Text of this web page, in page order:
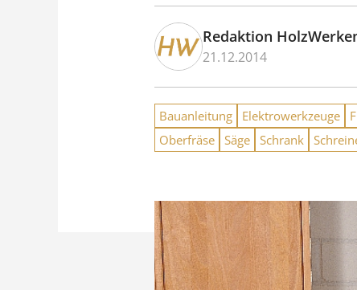
Redaktion
21.12.2014
Bauanleitung Elektrowerkzeuge
Oberfräse Säge Schrank